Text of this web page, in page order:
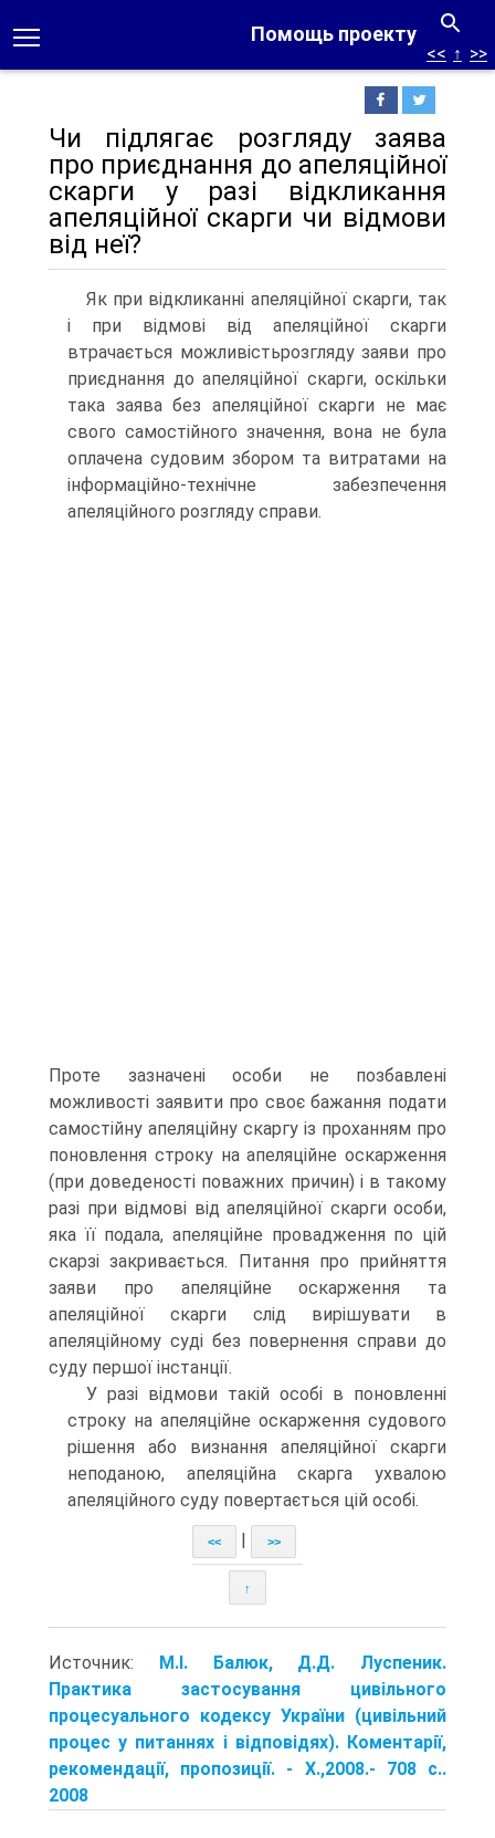
Помощь проекту
<< ↑ >>
Чи підлягає розгляду заява
про приєднання до апеляційної
скарги у разі відкликання
апеляційної скарги чи відмови
від неї?
Як при відкликанні апеляційної скарги, так
і при відмові від апеляційної скарги
втрачається можливістьрозгляду заяви про
приєднання до апеляційної скарги, оскільки
така заява без апеляційної скарги не має
свого самостійного значення, вона не була
оплачена судовим збором та витратами на
інформаційно-технічне забезпечення
апеляційного розгляду справи.
Проте зазначені особи не позбавлені
можливості заявити про своє бажання подати
самостійну апеляційну скаргу із проханням про
поновлення строку на апеляційне оскарження
(при доведеності поважних причин) і в такому
разі при відмові від апеляційної скарги особи,
яка її подала, апеляційне провадження по цій
скарзі закривається. Питання про прийняття
заяви про апеляційне оскарження та
апеляційної скарги слід вирішувати в
апеляційному суді без повернення справи до
суду першої інстанції.
У разі відмови такій особі в поновленні
строку на апеляційне оскарження судового
рішення або визнання апеляційної скарги
неподаною, апеляційна скарга ухвалою
апеляційного суду повертається цій особі.
<< >>
↑
Источник: М.І. Балюк, Д.Д. Луспеник.
Практика застосування цивільного
процесуального кодексу України (цивільний
процес у питаннях і відповідях). Коментарії,
рекомендації, пропозиції. - X.,2008.- 708 с..
2008